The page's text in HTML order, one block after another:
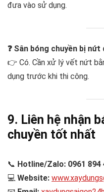
đưa vào sử dụng.
❓ Sân bóng chuyền bị
👉 Có. Cần xử lý vết nứt
dụng trước khi thi công.
9. Liên hệ nhận
chuyền tốt nhất
📞 Hotline/Zalo: 0961 894
💻 Website: